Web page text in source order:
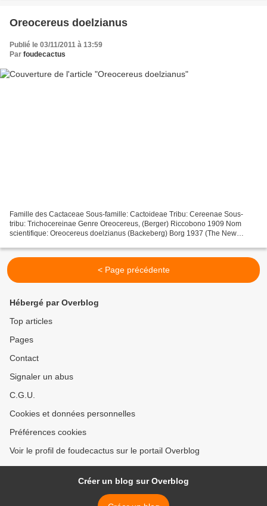
Oreocereus doelzianus
Publié le 03/11/2011 à 13:59
Par foudecactus
Famille des Cactaceae Sous-famille: Cactoideae Tribu: Cereenae Sous-
tribu: Trichocereinae Genre Oreocereus, (Berger) Riccobono 1909 Nom
scientifique: Oreocereus doelzianus (Backeberg) Borg 1937 (The New
< Page précédente
Hébergé par Overblog
Top articles
Pages
Contact
Signaler un abus
C.G.U.
Cookies et données personnelles
Préférences cookies
Voir le profil de foudecactus sur le portail Overblog
Créer un blog sur Overblog